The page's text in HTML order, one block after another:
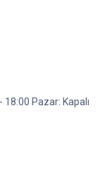
Pazar: Kapalı